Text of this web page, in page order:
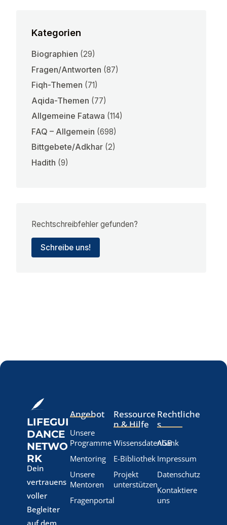
Kategorien
Biographien (29)
Fragen/Antworten (87)
Fiqh-Themen (71)
Aqida-Themen (77)
Allgemeine Fatawa (114)
FAQ – Allgemein (698)
Bittgebete/Adkhar (2)
Hadith (9)
Rechtschreibfehler gefunden?
Schreibe uns!
LIFEGUI
DANCE
NETWO
RK
Dein
vertrauens
voller
Begleiter
auf dem
Angebot
Unsere
Programme
Mentoring
Unsere
Mentoren
Fragenportal
Ressource
n & Hilfe
Wissensdatenbank
E-Bibliothek
Projekt
unterstützen
Rechtliche
s
AGB
Impressum
Datenschutz
Kontaktiere
uns